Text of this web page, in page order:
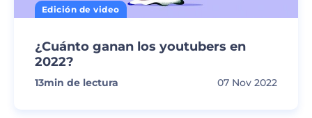
Edición de video
¿Cuánto ganan los youtubers en
2022?
13min de lectura 07 Nov 2022